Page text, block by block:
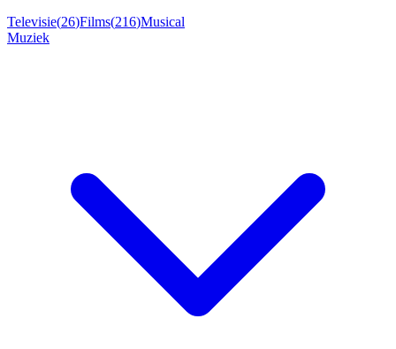
Televisie(26)Films(216)Musical
Muziek